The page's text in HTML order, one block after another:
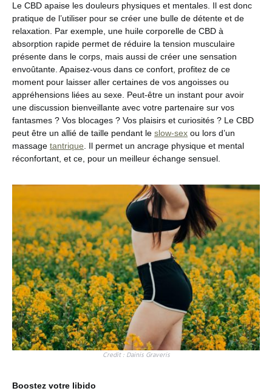
Le CBD apaise les douleurs physiques et mentales. Il est donc
pratique de l’utiliser pour se créer une bulle de détente et de
relaxation. Par exemple, une huile corporelle de CBD à
absorption rapide permet de réduire la tension musculaire
présente dans le corps, mais aussi de créer une sensation
envoûtante. Apaisez-vous dans ce confort, profitez de ce
moment pour laisser aller certaines de vos angoisses ou
appréhensions liées au sexe. Peut-être un instant pour avoir
une discussion bienveillante avec votre partenaire sur vos
fantasmes ? Vos blocages ? Vos plaisirs et curiosités ? Le CBD
peut être un allié de taille pendant le slow-sex ou lors d’un
massage tantrique. Il permet un ancrage physique et mental
réconfortant, et ce, pour un meilleur échange sensuel.
Credit : Dainis Graveris
Boostez votre libido